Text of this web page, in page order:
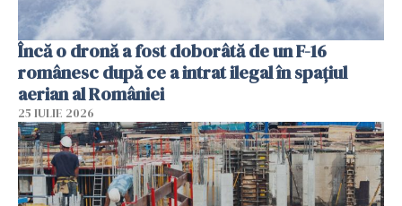
Încă o dronă a fost doborâtă de un F-16
românesc după ce a intrat ilegal în spațiul
aerian al României
25 IULIE 2026